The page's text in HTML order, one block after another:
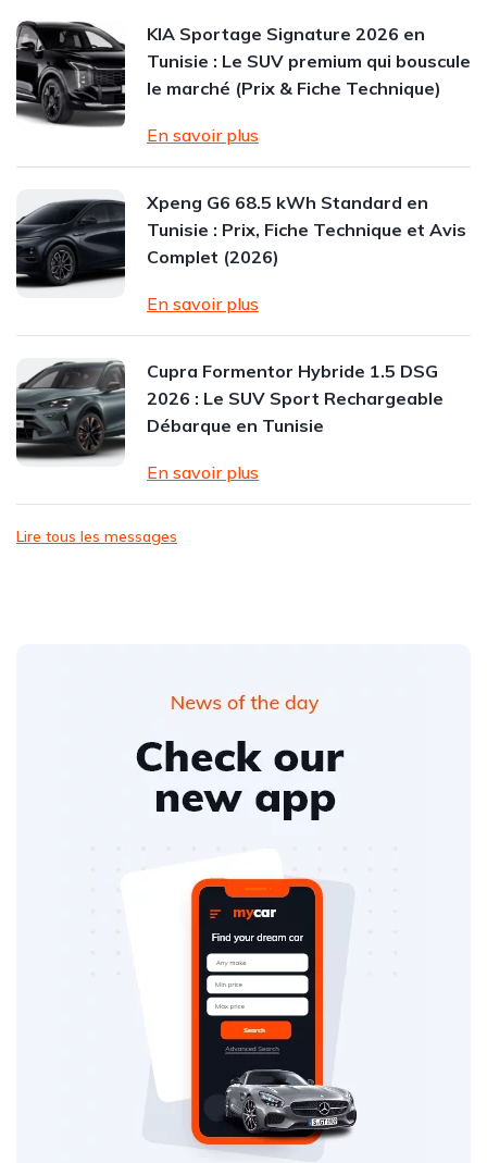
KIA Sportage Signature 2026 en
Tunisie : Le SUV premium qui bouscule
le marché (Prix & Fiche Technique)
En savoir plus
Xpeng G6 68.5 kWh Standard en
Tunisie : Prix, Fiche Technique et Avis
Complet (2026)
En savoir plus
Cupra Formentor Hybride 1.5 DSG
2026 : Le SUV Sport Rechargeable
Débarque en Tunisie
En savoir plus
Lire tous les messages